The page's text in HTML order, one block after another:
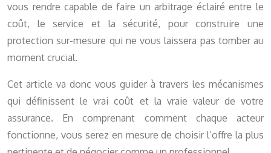
vous rendre capable de faire un arbitrage éclairé entre le
coût, le service et la sécurité, pour construire une
protection sur-mesure qui ne vous laissera pas tomber au
moment crucial.
Cet article va donc vous guider à travers les mécanismes
qui définissent le vrai coût et la vraie valeur de votre
assurance. En comprenant comment chaque acteur
fonctionne, vous serez en mesure de choisir l’offre la plus